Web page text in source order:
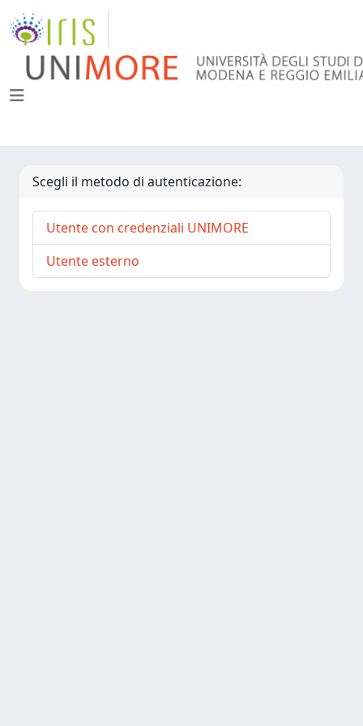
Scegli il metodo di autenticazione:
Utente con credenziali UNIMORE
Utente esterno